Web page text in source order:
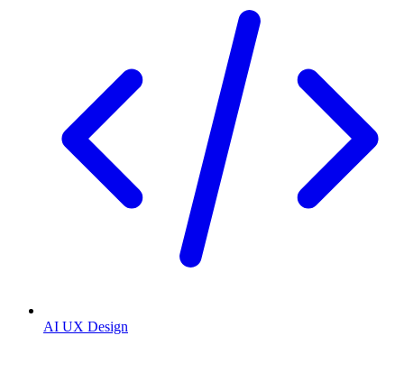
AI UX Design